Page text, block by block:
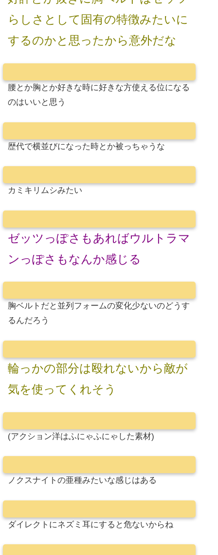
らしさとして固有の特徴みたいに
するのかと思ったから意外だな
腰とか胸とか好きな時に好きな方使える位になる
のはいいと思う
歴代で横並びになった時とか被っちゃうな
カミキリムシみたい
ゼッツっぽさもあればウルトラマ
ンっぽさもなんか感じる
胸ベルトだと並列フォームの変化少ないのどうす
るんだろう
輪っかの部分は殴れないから敵が
気を使ってくれそう
(アクション洋はふにゃふにゃした素材)
ノクスナイトの亜種みたいな感じはある
ダイレクトにネズミ耳にすると危ないからね